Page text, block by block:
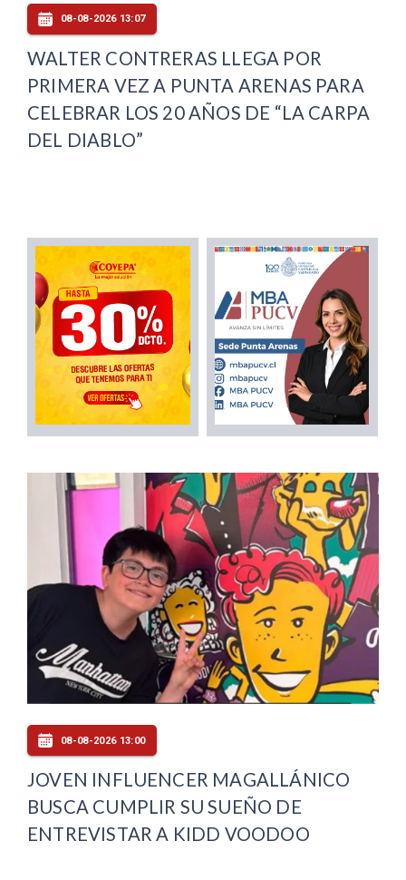
08-08-2026 13:07
WALTER CONTRERAS LLEGA POR
PRIMERA VEZ A PUNTA ARENAS PARA
CELEBRAR LOS 20 AÑOS DE “LA CARPA
DEL DIABLO”
08-08-2026 13:00
JOVEN INFLUENCER MAGALLÁNICO
BUSCA CUMPLIR SU SUEÑO DE
ENTREVISTAR A KIDD VOODOO